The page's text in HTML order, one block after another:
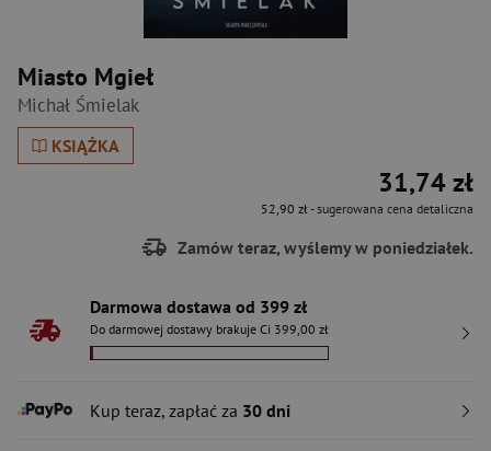
Miasto Mgieł
Michał Śmielak
KSIĄŻKA
31,74 zł
52,90 zł- sugerowana cena detaliczna
Zamów teraz, wyślemy w poniedziałek.
Darmowa dostawa od 399 zł
Do darmowej dostawy brakuje Ci 399,00 zł
Kup teraz, zapłać za 30 dni